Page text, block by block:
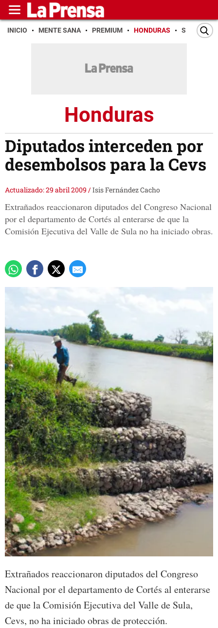
INICIO MENTE SANA PREMIUM HONDURAS SAN PEDRO
Honduras
Diputados interceden por
desembolsos para la Cevs
Actualizado: 29 abril 2009 /Isis Fernández Cacho
Extrañados reaccionaron diputados del Congreso Nacional
por el departamento de Cortés al enterarse de que la
Comisión Ejecutiva del Valle de Sula no ha iniciado obras.
Extrañados reaccionaron diputados del Congreso
Nacional por el departamento de Cortés al enterarse
de que la Comisión Ejecutiva del Valle de Sula,
Cevs, no ha iniciado obras de protección.